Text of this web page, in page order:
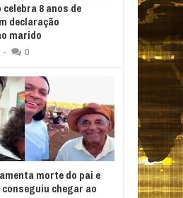
8 anos de
declaração
marido
- 0
morte do pai e
conseguiu chegar ao